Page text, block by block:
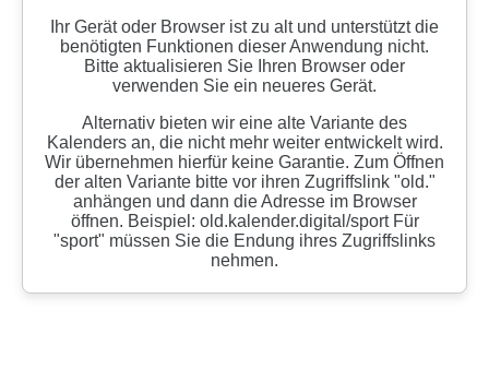
Ihr Gerät oder Browser ist zu alt und unterstützt die
benötigten Funktionen dieser Anwendung nicht.
Bitte aktualisieren Sie Ihren Browser oder
verwenden Sie ein neueres Gerät.
Alternativ bieten wir eine alte Variante des
Kalenders an, die nicht mehr weiter entwickelt wird.
Wir übernehmen hierfür keine Garantie. Zum Öffnen
der alten Variante bitte vor ihren Zugriffslink "old."
anhängen und dann die Adresse im Browser
öffnen. Beispiel: old.kalender.digital/sport Für
"sport" müssen Sie die Endung ihres Zugriffslinks
nehmen.